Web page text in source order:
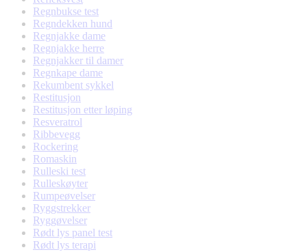
Regnbukse test
Regndekken hund
Regnjakke dame
Regnjakke herre
Regnjakker til damer
Regnkape dame
Rekumbent sykkel
Restitusjon
Restitusjon etter løping
Resveratrol
Ribbevegg
Rockering
Romaskin
Rulleski test
Rulleskøyter
Rumpeøvelser
Ryggstrekker
Ryggøvelser
Rødt lys panel test
Rødt lys terapi